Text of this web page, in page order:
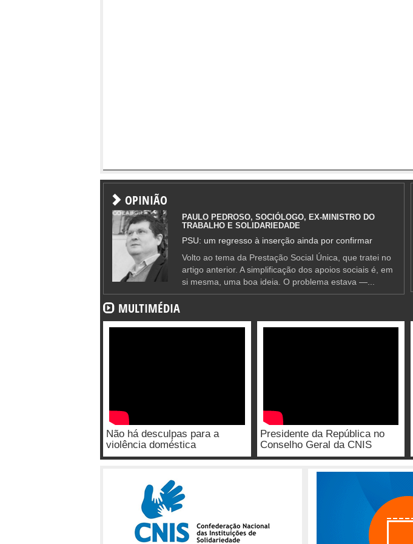
OPINIÃO
PAULO PEDROSO, SOCIÓLOGO, EX-MINISTRO DO
TRABALHO E SOLIDARIEDADE
PSU: um regresso à inserção ainda por confirmar
Volto ao tema da Prestação Social Única, que tratei no
artigo anterior. A simplificação dos apoios sociais é, em
si mesma, uma boa ideia. O problema estava —...
MULTIMÉDIA
Não há desculpas para a
violência doméstica
Presidente da República no
Conselho Geral da CNIS